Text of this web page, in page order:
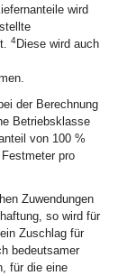
wird
4Diese wird auch
der Berechnung
Betriebsklasse
von 100 %
pro
Zuwendungen
so wird für
Zuschlag für
bedeutsamer
für die eine